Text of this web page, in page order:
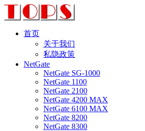
首页
关于我们
私隐政策
NetGate
NetGate SG-1000
NetGate 1100
NetGate 2100
NetGate 4200 MAX
NetGate 6100 MAX
NetGate 8200
NetGate 8300